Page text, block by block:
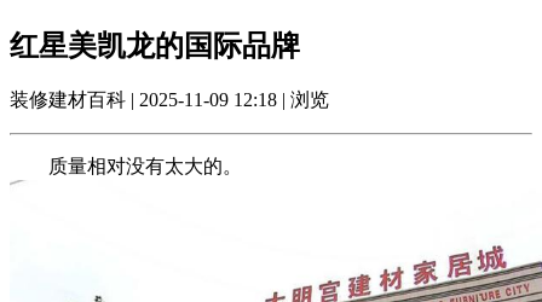
红星美凯龙的国际品牌
装修建材百科 | 2025-11-09 12:18 | 浏览
质量相对没有太大的。